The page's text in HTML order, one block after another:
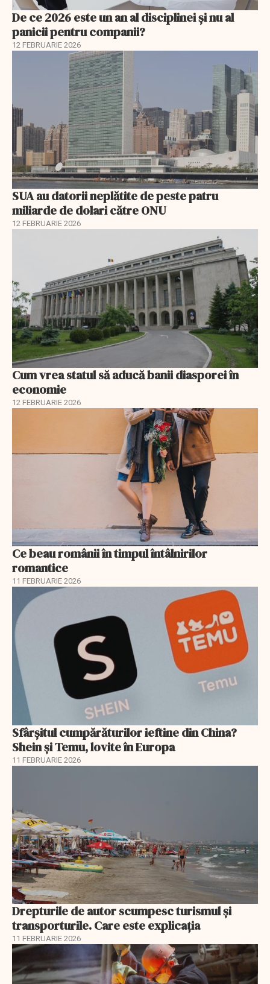
De ce 2026 este un an al disciplinei și nu al
panicii pentru companii?
12 FEBRUARIE 2026
SUA au datorii neplătite de peste patru
miliarde de dolari către ONU
12 FEBRUARIE 2026
Cum vrea statul să aducă banii diasporei în
economie
12 FEBRUARIE 2026
Ce beau românii în timpul întâlnirilor
romantice
11 FEBRUARIE 2026
Sfârșitul cumpărăturilor ieftine din China?
Shein și Temu, lovite în Europa
11 FEBRUARIE 2026
Drepturile de autor scumpesc turismul și
transporturile. Care este explicația
11 FEBRUARIE 2026